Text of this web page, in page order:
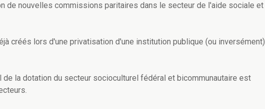
de nouvelles commissions paritaires dans le secteur de l'aide sociale et
créés lors d'une privatisation d'une institution publique (ou inversément)
de la dotation du secteur socioculturel fédéral et bicommunautaire est